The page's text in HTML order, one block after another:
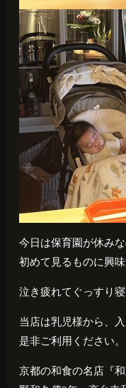
今日は保育園が休み
初めて見るものに興味
泣き疲れてぐっすり寝
当店は乳児様から、入
是非ご利用ください。
京都の和食の名店『